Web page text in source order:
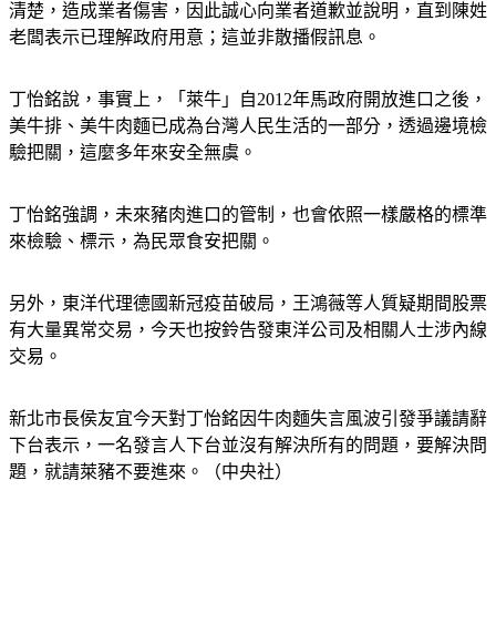
老闆表示已理解政府用意；這並非散播假訊息。
美牛排、美牛肉麵已成為台灣人民生活的一部分，透過邊境檢
驗把關，這麼多年來安全無虞。
來檢驗、標示，為民眾食安把關。
有大量異常交易，今天也按鈴告發東洋公司及相關人士涉內線
交易。
下台表示，一名發言人下台並沒有解決所有的問題，要解決問
題，就請萊豬不要進來。（中央社）